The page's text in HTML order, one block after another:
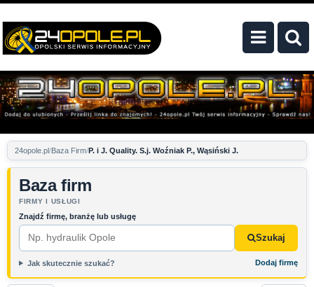
24opole.pl Baza Firm P. i J. Quality. S.j. Woźniak P., Wąsiński J.
Baza firm
FIRMY I USŁUGI
Znajdź firmę, branżę lub usługę
Szukaj
Jak skutecznie szukać? Dodaj firmę